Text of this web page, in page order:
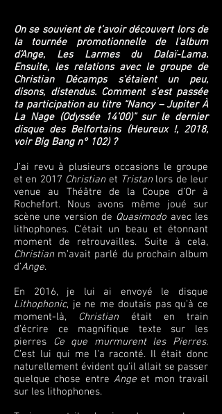
On se souvient de t’avoir découvert lors de
la tournée promotionnelle de l’album
d’Ange, Les Larmes du Dalaï-Lama.
Ensuite, les relations avec le groupe de
Christian Décamps s’étaient un peu,
disons, distendus. Comment s’est passée
ta participation au titre “Nancy – Jupiter À
La Nage (Odyssée 14’00)” sur le dernier
disque des Belfortains (Heureux !, 2018,
voir Big Bang n° 102) ?
J’ai revu à plusieurs occasions le groupe
et en 2017 Christian et Tristanlors de leur
venue au Théâtre de la Coupe d’Or à
Rochefort. Nous avons même joué sur
scène une version de Quasimodo avec les
lithophones. C’était un beau et étonnant
moment de retrouvailles. Suite à cela,
Christian m’avait parlé du prochain album
d’Ange.
En 2016, je lui ai envoyé le disque
Lithophonic, je ne me doutais pas qu’à ce
moment-là, Christian était en train
d’écrire ce magnifique texte sur les
pierres Ce que murmurent les Pierres.
C’est lui qui me l’a raconté. Il était donc
naturellement évident qu’il allait se passer
quelque chose entre Ange et mon travail
sur les lithophones.